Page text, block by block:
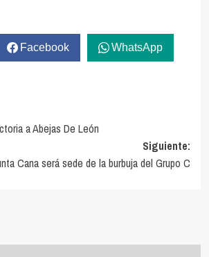
Facebook WhatsApp
a Abejas De León
Siguiente:
Cana será sede de la burbuja del Grupo C